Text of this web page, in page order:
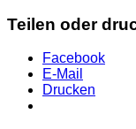
Teilen oder
Facebook
E-Mail
Drucken